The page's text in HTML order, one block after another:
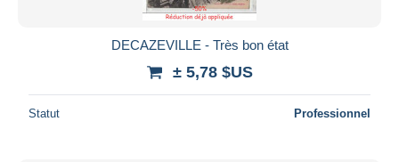
DECAZEVILLE - Très bon état
± 5,78 $US
Statut Professionnel